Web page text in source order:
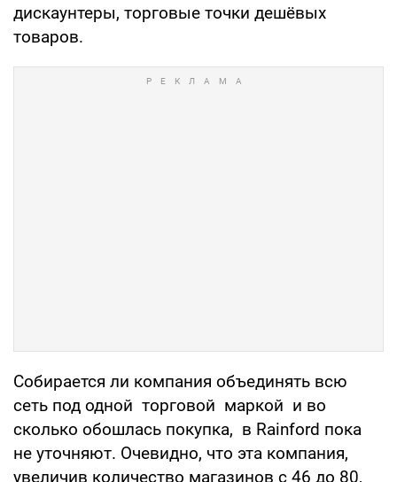
дискаунтеры, торговые точки дешёвых
товаров.
Собирается ли компания объединять всю
сеть под одной торговой маркой и во
сколько обошлась покупка, в Rainford пока
не уточняют. Очевидно, что эта компания,
увеличив количество магазинов с 46 до 80,